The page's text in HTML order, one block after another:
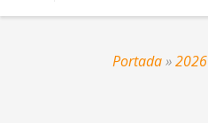
Portada»2026